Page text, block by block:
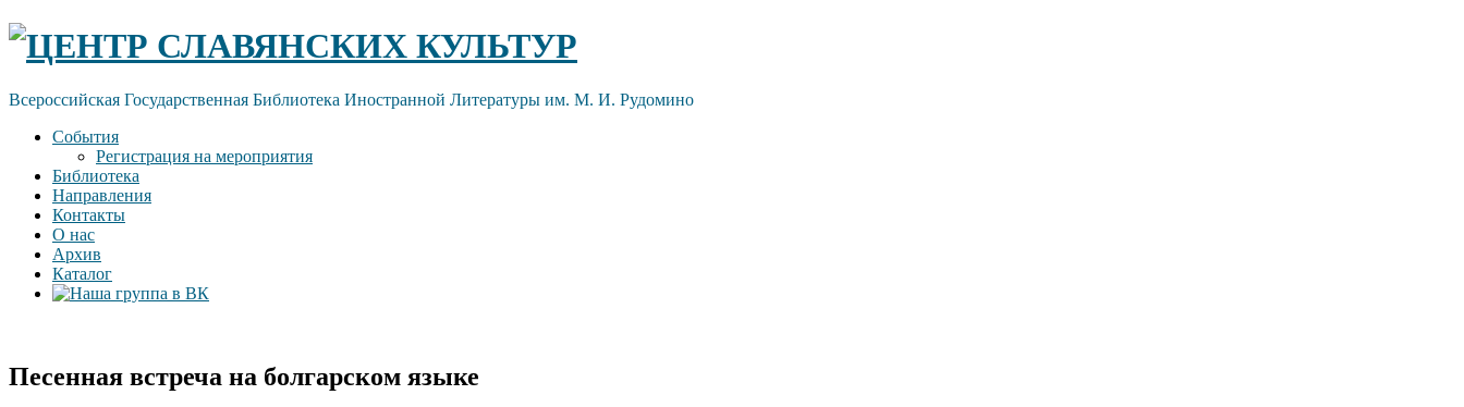
Skip
content
ЦЕНТР СЛАВЯНСКИХ КУЛЬТУР
Всероссийская Государственная Библиотека Иностранной Литературы им. М. И. Рудомино
События
Регистрация на мероприятия
Библиотека
Направления
Контакты
О нас
Архив
Каталог
Песенная встреча на болгарском языке